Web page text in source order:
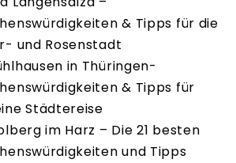
& Tipps für die
und Rosenstadt
in Thüringen-
& Tipps für
Städtereise
im Harz – Die 21 besten
und Tipps